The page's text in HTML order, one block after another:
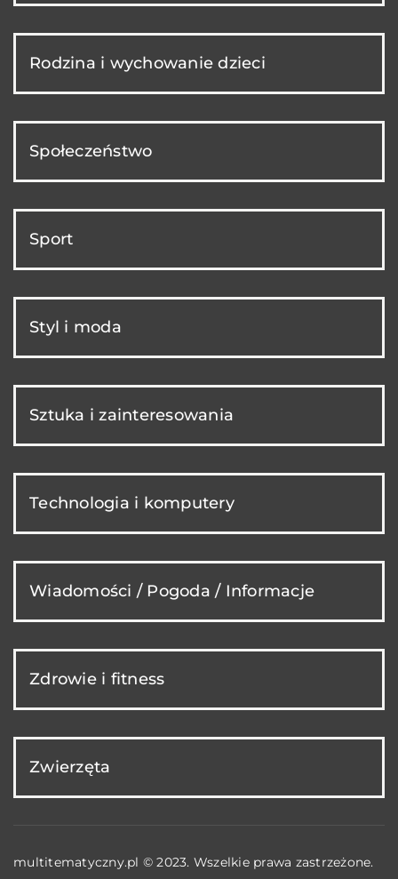
Rodzina i wychowanie dzieci
Społeczeństwo
Sport
Styl i moda
Sztuka i zainteresowania
Technologia i komputery
Wiadomości / Pogoda / Informacje
Zdrowie i fitness
Zwierzęta
multitematyczny.pl © 2023. Wszelkie prawa zastrzeżone.